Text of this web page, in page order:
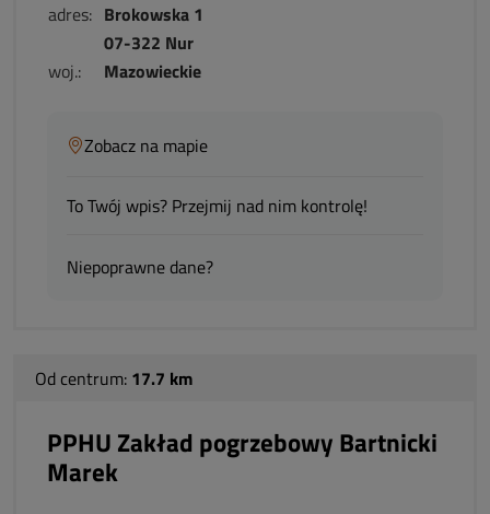
adres: Brokowska 1
07-322 Nur
woj.:
Mazowieckie
Zobacz na mapie
To Twój wpis? Przejmij nad nim kontrolę!
Niepoprawne dane?
Od centrum: 17.7 km
PPHU Zakład pogrzebowy Bartnicki
Marek